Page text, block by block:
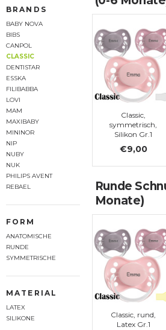
BRANDS
BABY NOVA
BIBS
CANPOL
CLASSIC
DENTISTAR
ESSKA
FILIBABBA
LOVI
MAM
MAXIBABY
MININOR
NIP
NUBY
NUK
PHILIPS AVENT
REBAEL
FORM
ANATOMISCHE
RUNDE
SYMMETRISCHE
MATERIAL
LATEX
SILIKONE
Classic,
symmetrisch,
Silikon Gr.1
€9,00
Runde
Monate)
Classic, rund,
Latex Gr.1